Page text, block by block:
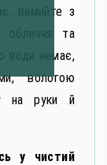
вимийте з
та
води немає,
вологою
на руки й
у чистий